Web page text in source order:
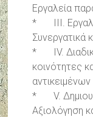
Εργαλεία
* ΙΙΙ.
Συνεργατικά
* IV.
κοινότητες
αντικειμένων
* V.
Αξιολόγηση